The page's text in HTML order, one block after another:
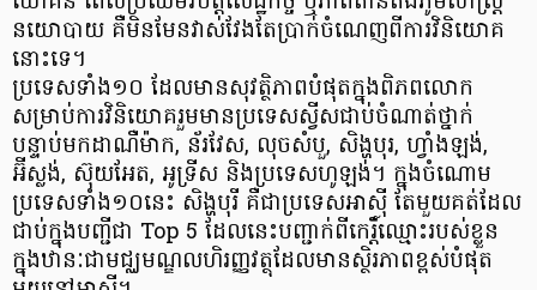
នយោបាយ គឺមិនមែនវាស់វែងតែប្រាក់ចំណេញពីការវិនិយោគ
នោះទេ។
ប្រទេសទាំង១០ ដែលមានសុវត្ថិភាពបំផុតក្នុងពិភពលោក
សម្រាប់ការវិនិយោគរួមមានប្រទេសស្វីសជាប់ចំណាត់ថ្នាក់
បន្ទាប់មកដាណឺម៉ាក, ន័រវែស, លុចសំបួ, សិង្ហបុរ, ហ្វាំងឡង់,
អ៊ីស្លង់, ស៊ុយអែត, អូទ្រីស និងប្រទេសហូឡង់។ ក្នុងចំណោម
ប្រទេសទាំង១០នេះ សិង្ហបុរី គឺជាប្រទេសអាស៊ី តែមួយគត់ដែល
ជាប់ក្នុងបញ្ជីជា Top 5 ដែលនេះបញ្ជាក់ពីកេរ្តិ៍ឈ្មោះរបស់ខ្លួន
ក្នុងឋានៈជាមជ្ឈមណ្ឌលហិរញ្ញវត្ថុដែលមានស្ថិរភាពខ្ពស់បំផុត